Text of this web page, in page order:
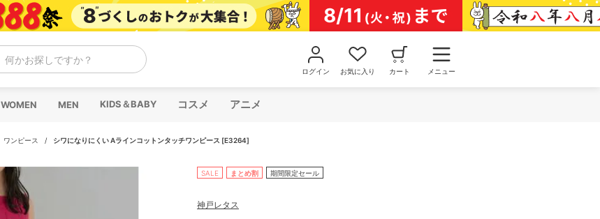
何かお探しですか？
ログイン お気に入り カート メニュー
WOMEN MEN KIDS＆BABY コスメ アニメ
ワンピース / シワになりにくい Aラインコットンタッチワンピース [E3264]
SALE まとめ割 期間限定セール
神戸レタス